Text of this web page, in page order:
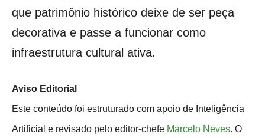
que patrimônio histórico deixe de ser peça
decorativa e passe a funcionar como
infraestrutura cultural ativa.
Aviso Editorial
Este conteúdo foi estruturado com apoio de Inteligência
Artificial e revisado pelo editor-chefe Marcelo Neves. O